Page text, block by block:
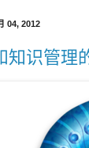
04, 2012
知识管